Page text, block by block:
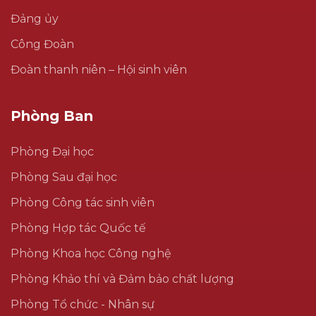
Đảng ủy
Công Đoàn
Đoàn thanh niên – Hội sinh viên
Phòng Ban
Phòng Đại học
Phòng Sau đại học
Phòng Công tác sinh viên
Phòng Hợp tác Quốc tế
Phòng Khoa học Công nghệ
Phòng Khảo thí và Đảm bảo chất lượng
Phòng Tổ chức - Nhân sự